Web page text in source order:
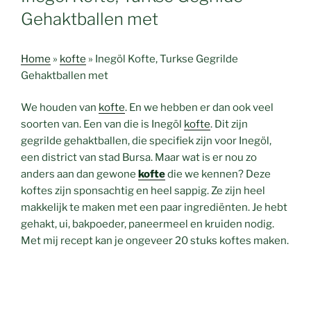
Gehaktballen met
Home » kofte » Inegöl Kofte, Turkse Gegrilde
Gehaktballen met
We houden van kofte. En we hebben er dan ook veel
soorten van. Een van die is Inegöl kofte. Dit zijn
gegrilde gehaktballen, die specifiek zijn voor Inegöl,
een district van stad Bursa. Maar wat is er nou zo
anders aan dan gewone koftedie we kennen? Deze
koftes zijn sponsachtig en heel sappig. Ze zijn heel
makkelijk te maken met een paar ingrediënten. Je hebt
gehakt, ui, bakpoeder, paneermeel en kruiden nodig.
Met mij recept kan je ongeveer 20 stuks koftes maken.